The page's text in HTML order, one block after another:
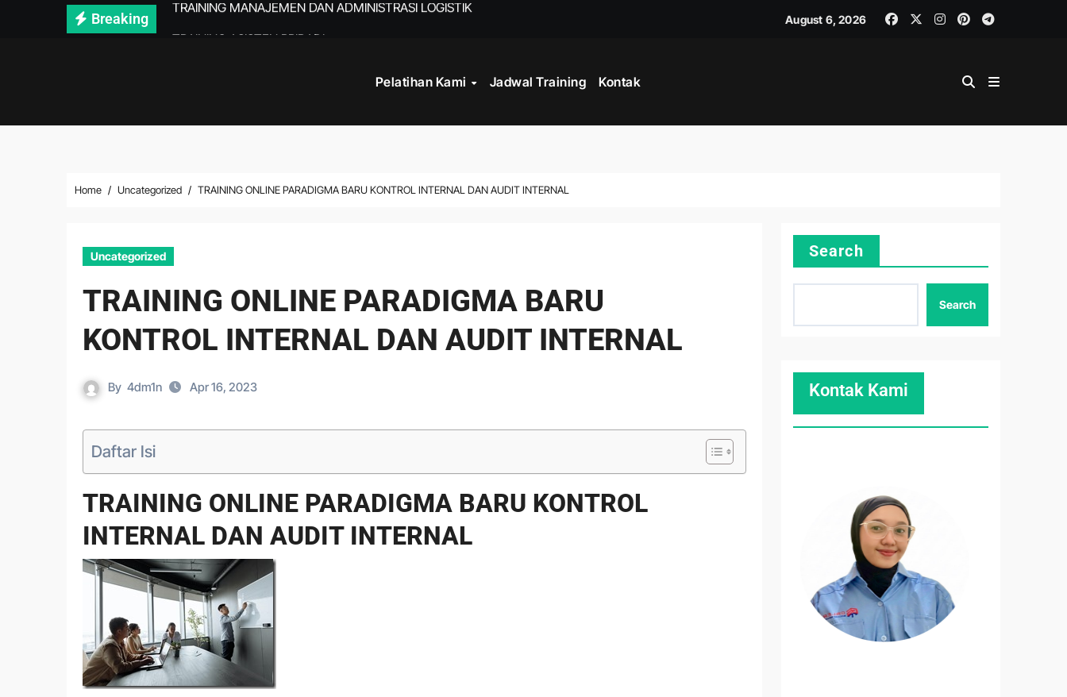
Breaking
TRAINING DOCUMENT AND RECORD MANAGEMENT COMPLIANCE
August 6, 2026
Pelatihan Kami Jadwal Training Kontak
Home Uncategorized TRAINING ONLINE PARADIGMA BARU KONTROL INTERNAL DAN AUDIT INTERNAL
Uncategorized
TRAINING ONLINE PARADIGMA BARU
KONTROL INTERNAL DAN AUDIT INTERNAL
By 4dm1n Apr 16, 2023
Daftar Isi
TRAINING ONLINE PARADIGMA BARU KONTROL
INTERNAL DAN AUDIT INTERNAL
Search
Search
Kontak Kami